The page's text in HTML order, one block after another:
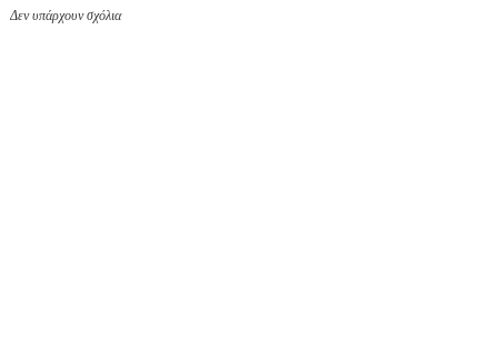
Δεν υπάρχουν σχόλια